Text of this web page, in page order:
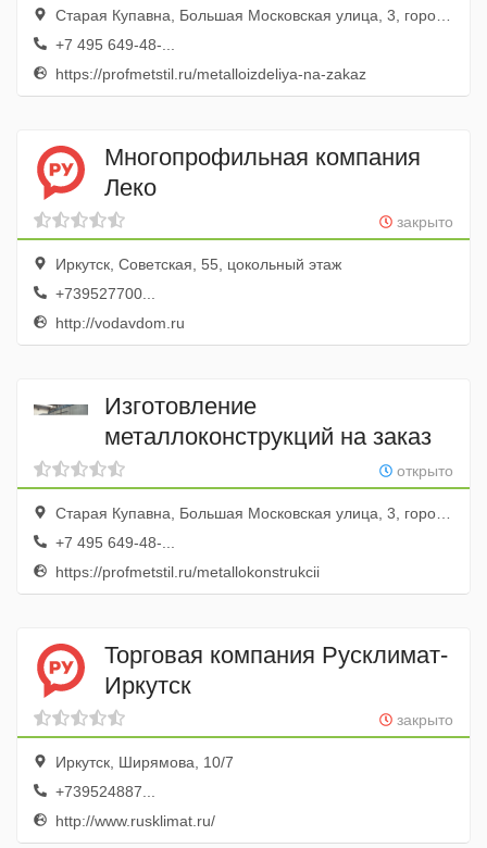
Старая Купавна, Большая Московская улица, 3, город Старая Купавна, Московская область, Россия
+7 495 649-48-...
https://profmetstil.ru/metalloizdeliya-na-zakaz
Многопрофильная компания
Леко
закрыто
Иркутск, Советская, 55, цокольный этаж
+739527700...
http://vodavdom.ru
Изготовление
металлоконструкций на заказ
открыто
Старая Купавна, Большая Московская улица, 3, город Старая Купавна, Московская область, Россия
+7 495 649-48-...
https://profmetstil.ru/metallokonstrukcii
Торговая компания Русклимат-
Иркутск
закрыто
Иркутск, Ширямова, 10/7
+739524887...
http://www.rusklimat.ru/